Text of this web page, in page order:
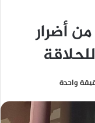
أضرار
واحدة